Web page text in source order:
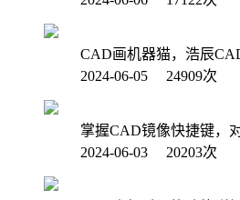
CAD画机器猫，浩辰
2024-06-05 24909次
掌握CAD镜像快捷键，
2024-06-03 20203次